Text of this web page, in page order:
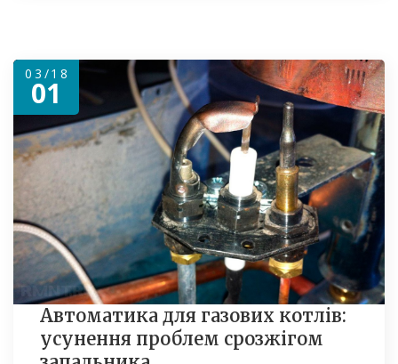
03/18
01
Автоматика для газових котлів:
усунення проблем срозжігом